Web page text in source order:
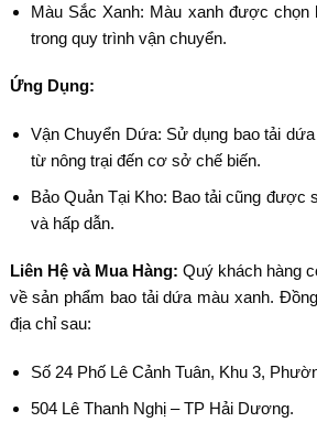
Màu Sắc Xanh: Màu xanh được
trong quy trình vận chuyển.
Ứng Dụng:
Vận Chuyển Dứa: Sử dụng bao tải
từ nông trại đến cơ sở chế biến.
Bảo Quản Tại Kho: Bao tải cũng được
và hấp dẫn.
Liên Hệ và Mua Hàng: Quý khách hàng
về sản phẩm bao tải dứa màu xanh.
địa chỉ sau:
Số 24 Phố Lê Cảnh Tuân, Khu 3,
504 Lê Thanh Nghị – TP Hải Dương.